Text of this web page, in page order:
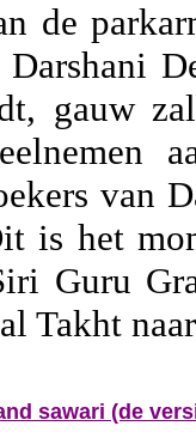
de
gauw
van
is het
Guru
Takht
sawari (de